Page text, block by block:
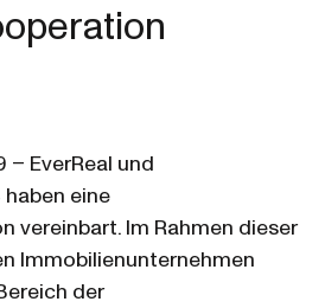
– EverReal und
eine
vereinbart. Im Rahmen dieser
Immobilienunternehmen
der